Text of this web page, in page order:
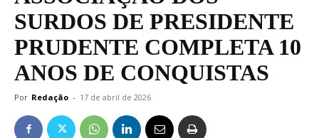
SURDOS DE PRESIDENTE
PRUDENTE COMPLETA 10
ANOS DE CONQUISTAS
Por Redação - 17 de abril de 2026